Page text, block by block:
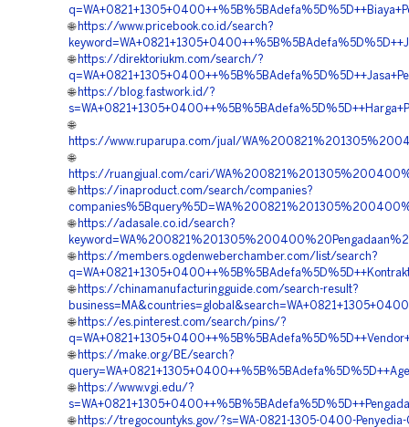
🌐 https://www.pricebook.co.id/search?
🌐 https://direktoriukm.com/search/?
🌐 https://blog.fastwork.id/?
🌐
https://www.ruparupa.com/jual/
🌐
https://ruangjual.com/cari/
🌐 https://inaproduct.com/search/companies?
🌐 https://adasale.co.id/search?
🌐 https://members.ogdenweberchamber.com/list/search?
🌐 https://chinamanufacturingguide.com/search-result?
🌐 https://es.pinterest.com/search/pins/?
🌐 https://make.org/BE/search?
🌐 https://www.vgi.edu/?
🌐 https://tregocountyks.gov/?s=WA-0821-1305-0400-Penyedia-